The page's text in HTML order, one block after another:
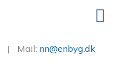
| Mail: nn@enbyg.dk